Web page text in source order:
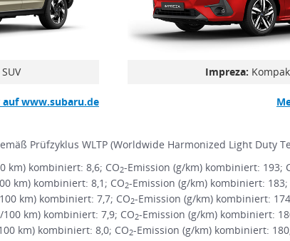
auf www.subaru.de
Impreza:
Prüfzyklus WLTP (Worldwide Harmonized Light Duty
km) kombiniert: 8,6; CO2-Emission (g/km) kombiniert: 193;
km) kombiniert: 8,1; CO2-Emission (g/km) kombiniert: 183;
km) kombiniert: 7,7; CO2-Emission (g/km) kombiniert:
km) kombiniert: 7,9; CO2-Emission (g/km) kombiniert:
km) kombiniert: 8,0; CO2-Emission (g/km) kombiniert: